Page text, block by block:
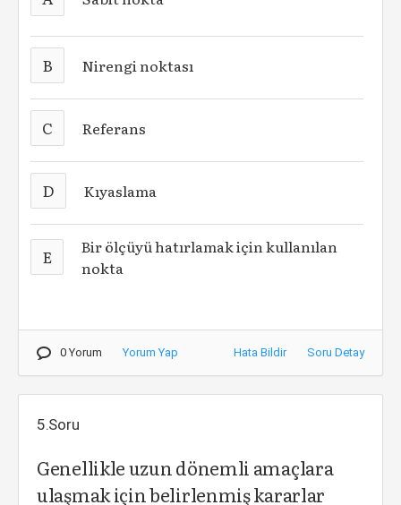
B Nirengi noktası
C Referans
D Kıyaslama
E
Bir ölçüyü hatırlamak için kullanılan
nokta
0 Yorum Yorum Yap Hata Bildir Soru Detay
5.Soru
Genellikle uzun dönemli amaçlara
ulaşmak için belirlenmiş kararlar